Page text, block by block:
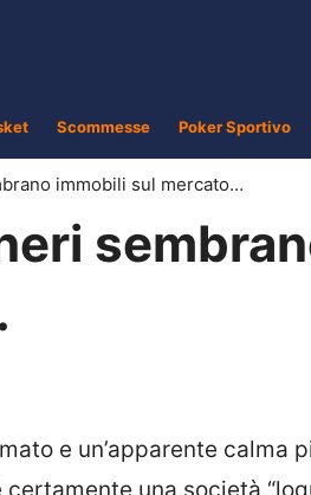
Scommesse Poker Sportivo
immobili sul mercato…
e un’apparente calma